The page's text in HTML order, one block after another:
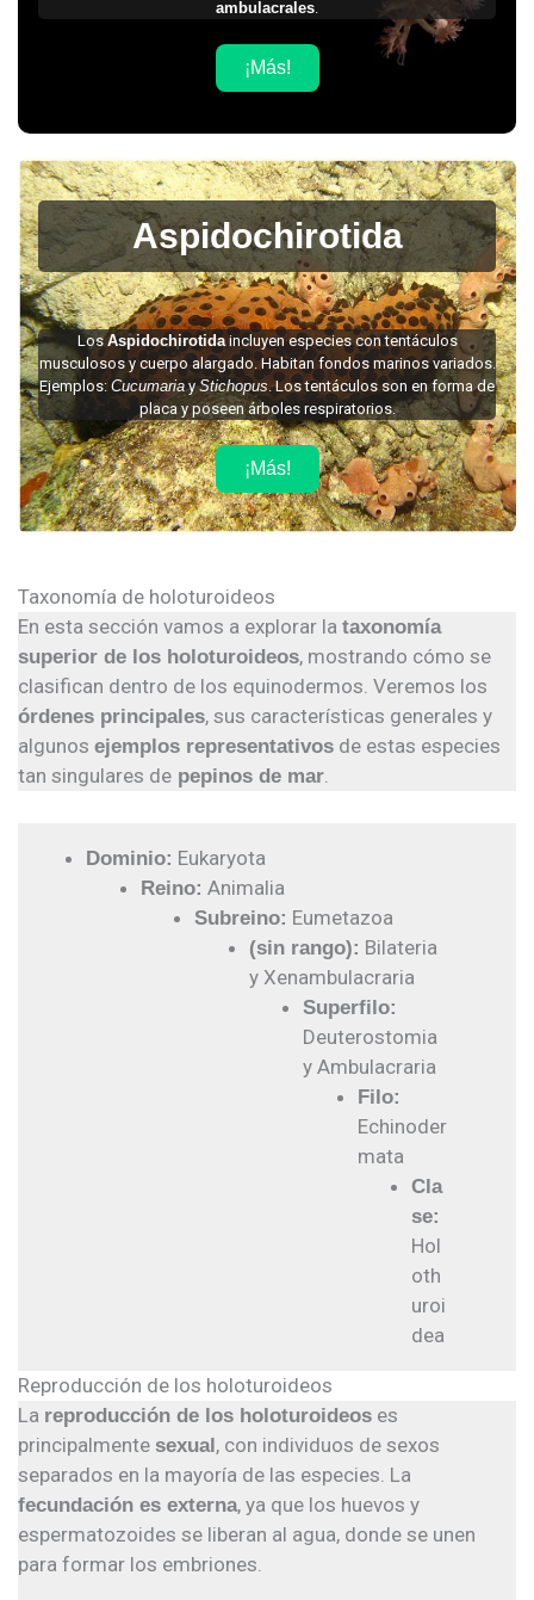
ambulacrales
¡Más!
Aspidochirotida
LosAspidochirotidaincluyen especies con tentáculos
musculosos y cuerpo alargado. Habitan fondos marinos variados.
Ejemplos: CucumariayStichopus . Los tentáculos son en forma de
placa y poseen árboles respiratorios.
¡Más!
Taxonomía de holoturoideos
En esta sección vamos a explorar la taxonomía
superior de los holoturoideos, mostrando cómo se
clasifican dentro de los equinodermos. Veremos los
órdenes principales, sus características generales y
algunos ejemplos representativos de estas especies
tan singulares de pepinos de mar.
Dominio: Eukaryota
Reino: Animalia
Subreino: Eumetazoa
(sin rango): Bilateria
y Xenambulacraria
Superfilo:
Deuterostomia
y Ambulacraria
Filo:
Echinoder
mata
Cla
se:
Hol
oth
uroi
dea
Reproducción de los holoturoideos
La reproducción de los holoturoideos es
principalmente sexual , con individuos de sexos
separados en la mayoría de las especies. La
fecundación es externa, ya que los huevos y
espermatozoides se liberan al agua, donde se unen
para formar los embriones.